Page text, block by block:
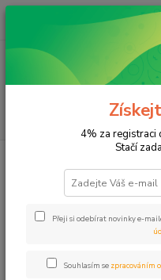
Houbové
4% za registraci
Stačí
Přeji si odebírat novinky e-
Souhlasím se zpracováním